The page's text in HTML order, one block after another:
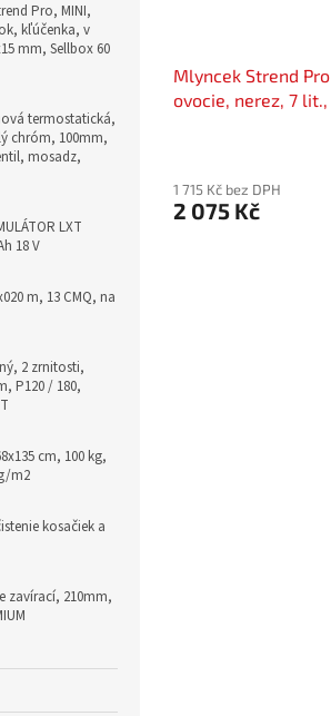
Pro, MINI,
kľúčenka, v
mm, Sellbox 60
termostatická,
chróm, 100mm,
mosadz,
LXT
18 V
m, 13 CMQ, na
2 zrnitosti,
P120 / 180,
cm, 100 kg,
m2
kosačiek a
zavírací, 210mm,
Mlyncek Strend
ovocie, nerez, 7
1 715 Kč bez DPH
2 075 Kč